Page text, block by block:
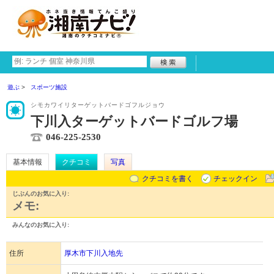
遊ぶ スポーツ施設
シモカワイリターゲットバードゴフルジョウ
下川入ターゲットバードゴルフ場
046-225-2530
基本情報 クチコミ
写真
クチコミを書く
チェックイン
じぶんのお気に入り:
メモ:
みんなのお気に入り:
住所 厚木市下川入地先